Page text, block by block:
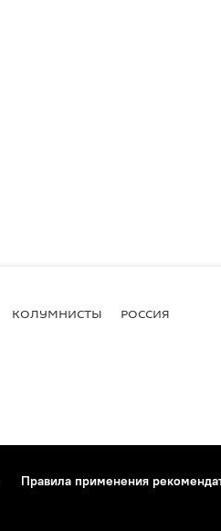
КОЛУМНИСТЫ РОССИЯ
Правила применения